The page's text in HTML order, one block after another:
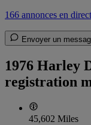
166 annonces en direct
Envoyer un
1976 Harley
registration
45,602 Miles